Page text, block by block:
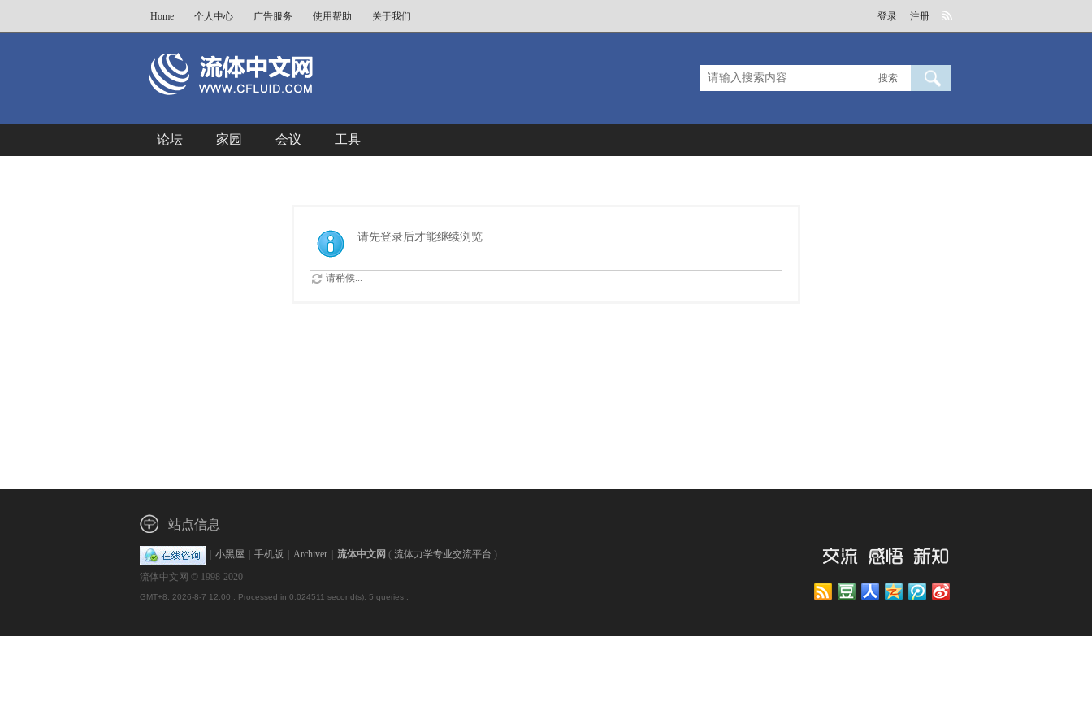
Home 个人中心 广告服务 使用帮助 关于我们 登录 注册
搜索
论坛 家园 会议 工具
请先登录后才能继续浏览
请稍候...
站点信息
小黑屋 手机版 Archiver 流体中文网 ( 流体力学专业交流平台 )
流体中文网 © 1998-2020
GMT+8, 2026-8-7 12:00 , Processed in 0.024511 second(s), 5 queries .